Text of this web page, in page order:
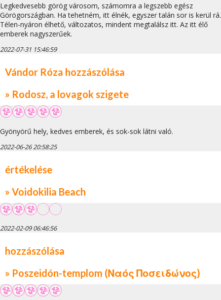
Legkedvesebb görög városom, számomra a legszebb egész
Görögországban. Ha tehetném, itt élnék, egyszer talán sor is kerül rá.
Télen-nyáron élhető, változatos, mindent megtalálsz itt. Az itt élő
emberek nagyszerűek.
2022-07-31 15:46:59
Vándor Róza hozzászólása
» Rodosz, a lovagok szigete
Gyönyörű hely, kedves emberek, és sok-sok látni való.
2022-06-26 20:58:25
értékelése
» Voidokilia Beach
2022-02-09 06:46:56
hozzászólása
» Poszeidón-templom (Ναός Ποσειδώνος)